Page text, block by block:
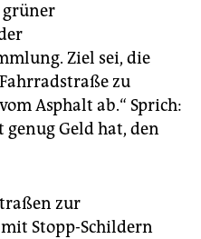
grüner
Ziel sei, die
zu
Asphalt ab.“ Sprich:
Geld hat, den
zur
Stopp-Schildern